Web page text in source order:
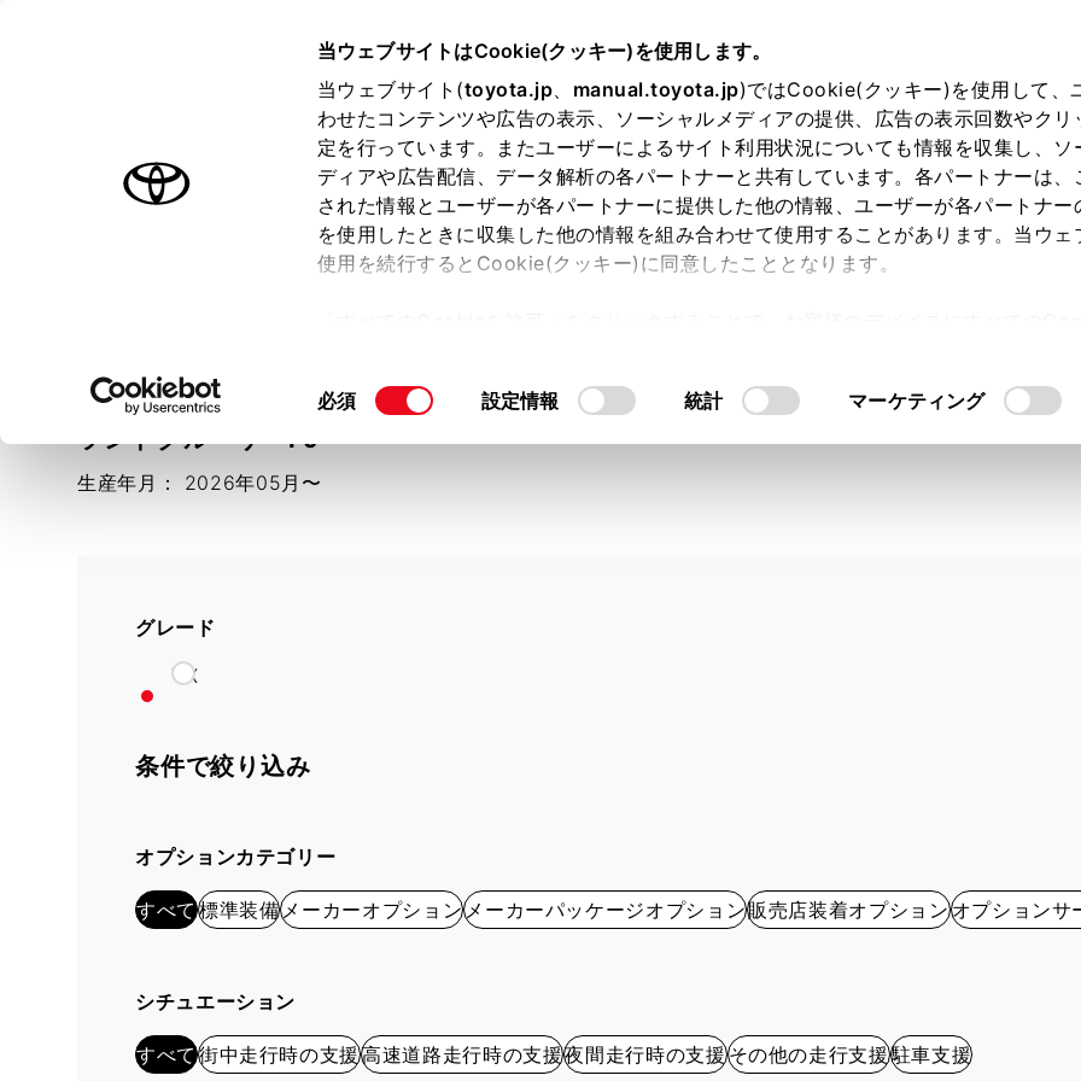
当ウェブサイトはCookie(クッキー)を使用します。
当ウェブサイト(toyota.jp、 manual.toyota.jp)ではCookie(クッキー)を使用して、
わせたコンテンツや広告の表示、ソーシャルメディアの提供、広告の表示回数やクリ
定を行っています。またユーザーによるサイト利用状況についても情報を収集し、ソ
ディアや広告配信、データ解析の各パートナーと共有しています。各パートナーは、
された情報とユーザーが各パートナーに提供した他の情報、ユーザーが各パートナー
を使用したときに収集した他の情報を組み合わせて使用することがあります。当ウェ
使用を続行するとCookie(クッキー)に同意したこととなります。
て」をご覧ください。
同
選
必須 設定情報 統計 マーケティング
オーナーサポート トピックス
ランドクルーザーFJ
生産年月： 2026年05月〜
グレード
VX
条件で絞り込み
オプションカテゴリー
すべて標準装備メーカーオプションメーカーパッケージオプション販売店装着オプションオプションサ
シチュエーション
すべて街中走行時の支援高速道路走行時の支援夜間走行時の支援その他の走行支援駐車支援